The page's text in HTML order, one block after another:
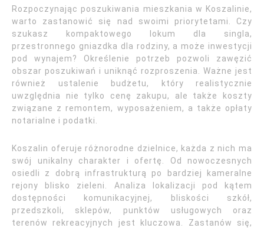
Rozpoczynając poszukiwania mieszkania w Koszalinie,
warto zastanowić się nad swoimi priorytetami. Czy
szukasz kompaktowego lokum dla singla,
przestronnego gniazdka dla rodziny, a może inwestycji
pod wynajem? Określenie potrzeb pozwoli zawęzić
obszar poszukiwań i uniknąć rozproszenia. Ważne jest
również ustalenie budżetu, który realistycznie
uwzględnia nie tylko cenę zakupu, ale także koszty
związane z remontem, wyposażeniem, a także opłaty
notarialne i podatki.
Koszalin oferuje różnorodne dzielnice, każda z nich ma
swój unikalny charakter i ofertę. Od nowoczesnych
osiedli z dobrą infrastrukturą po bardziej kameralne
rejony blisko zieleni. Analiza lokalizacji pod kątem
dostępności komunikacyjnej, bliskości szkół,
przedszkoli, sklepów, punktów usługowych oraz
terenów rekreacyjnych jest kluczowa. Zastanów się,